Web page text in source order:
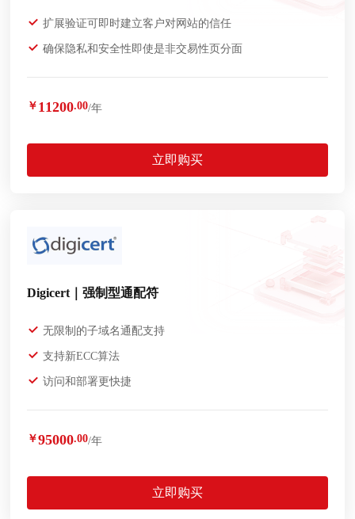
扩展验证可即时建立客户对网站的信任
确保隐私和安全性即使是非交易性页分面
￥ 11200.00/年
立即购买
Digicert｜强制型通配符
无限制的子域名通配支持
支持新ECC算法
访问和部署更快捷
￥95000.00/年
立即购买